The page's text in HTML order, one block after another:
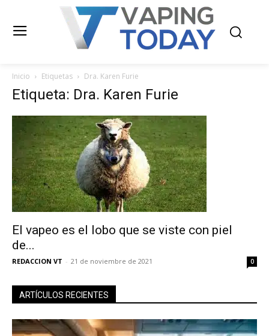
Inicio Etiquetas Dra. Karen Furie
Etiqueta: Dra. Karen Furie
El vapeo es el lobo que se viste con piel
de...
REDACCION VT - 21 de noviembre de 2021 0
ARTÍCULOS RECIENTES